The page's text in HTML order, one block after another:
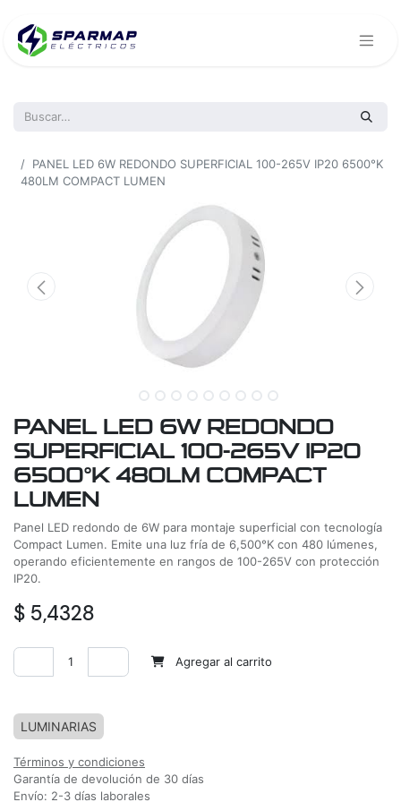
PANEL LED 6W REDONDO SUPERFICIAL 100-265V IP20 6500°K
480LM COMPACT LUMEN
PANEL LED 6W REDONDO
SUPERFICIAL 100-265V IP20
6500°K 480LM COMPACT
LUMEN
Panel LED redondo de 6W para montaje superficial con tecnología
Compact Lumen. Emite una luz fría de 6,500°K con 480 lúmenes,
operando eficientemente en rangos de 100-265V con protección
IP20.
$ 5,4328
Agregar al carrito
LUMINARIAS
Términos y condiciones
Garantía de devolución de 30 días
Envío: 2-3 días laborales